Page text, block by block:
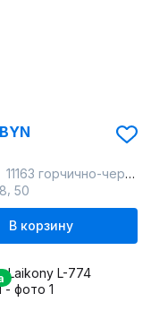
11163 горчично-черный
50
В корзину